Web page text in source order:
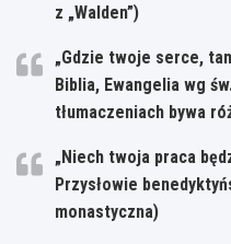
z „Walden”)
„Gdzie twoje serce,
Biblia, Ewangelia wg
tłumaczeniach bywa
„Niech twoja praca
Przysłowie
monastyczna)